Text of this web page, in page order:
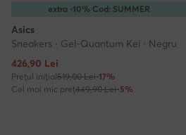
extra -10% Cod: SUMMER
Asics
Sneakers · Gel-Quantum Kei · Negru
Prețul actual
426,90 Lei
Prețul inițial519,00 Lei-17%
Cel mai mic preț449,90 Lei-5%